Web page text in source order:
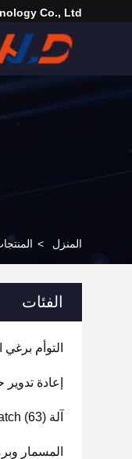
Co., Ltd.
المنزل >
الفئات
التوأم برغي
إعادة تدوير
آلة Masterbatch (63)
المسمار